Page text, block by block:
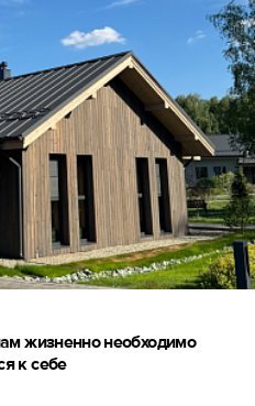
жизненно необходимо
к себе